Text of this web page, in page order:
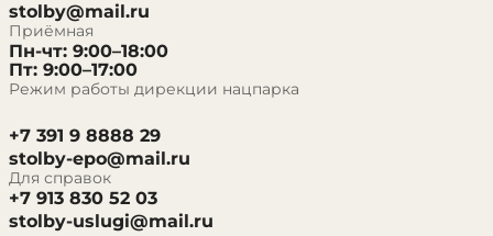
stolby@mail.ru
Приёмная
Пн-чт: 9:00–18:00
Пт: 9:00–17:00
Режим работы дирекции нацпарка
+7 391 9 8888 29
stolby-epo@mail.ru
Для справок
+7 913 830 52 03
stolby-uslugi@mail.ru